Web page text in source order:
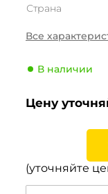
Страна
Сезонность
средства
Индекс
Индекс
Все
В наличии
Цену
(уточняйте